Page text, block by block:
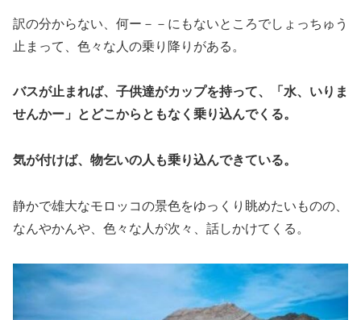
訳の分からない、何ー－－にもないところでしょっちゅう
止まって、色々な人の乗り降りがある。
バスが止まれば、子供達がカップを持って、「水、いりま
せんかー」とどこからともなく乗り込んでくる。
気が付けば、物乞いの人も乗り込んできている。
静かで雄大なモロッコの景色をゆっくり眺めたいものの、
なんやかんや、色々な人が次々、話しかけてくる。